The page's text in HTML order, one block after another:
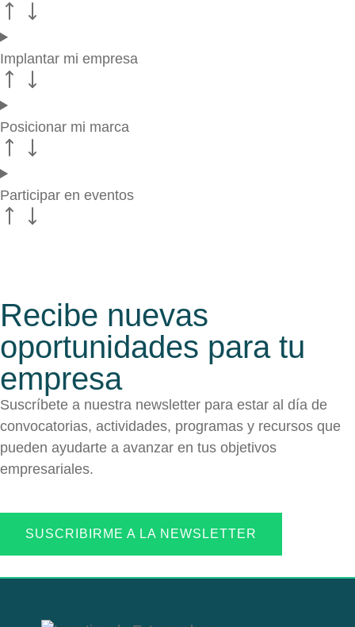
Implantar mi empresa
Posicionar mi marca
Participar en eventos
Recibe nuevas
oportunidades para tu
empresa
Suscríbete a nuestra newsletter para estar al día de
convocatorias, actividades, programas y recursos que
pueden ayudarte a avanzar en tus objetivos
empresariales.
SUSCRIBIRME A LA NEWSLETTER